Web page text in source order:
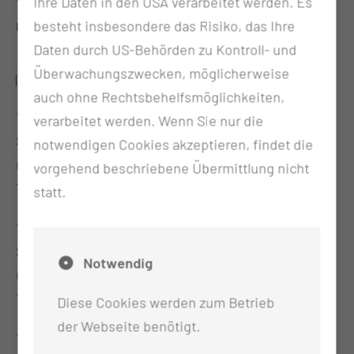
11:15 Uhr – 15:00 Uhr Förderverein Medizinische
Universität Lausitz – Carl Thiem e.V.
VORTRÄGE
11:15 Uhr – 11:35 UhrFrau Dr. Roop
Sektionsleitung Diabetologie, FÄ für Innere Medizin
u. Diabetologie
Thema: Prädiabetes
11:45 Uhr – 12:05 Uhr
Stellv. Tumorzentrum Lausitz, Chefarzt für
Gynäkologie und Geburtshilfe
Thema: Frauen und Männergesundheit
13:05 Uhr – 13:25 Uhr
Herr Prof. Dr. med. Schmidt-
besteht insbesondere das Risiko, das Ihre
Daten durch US-Behörden zu Kontroll- und
Überwachungszwecken, möglicherweise
auch ohne Rechtsbehelfsmöglichkeiten,
verarbeitet werden. Wenn Sie nur die
notwendigen Cookies akzeptieren, findet die
vorgehend beschriebene Übermittlung nicht
statt.
Notwendig
Diese Cookies werden zum Betrieb
der Webseite benötigt.